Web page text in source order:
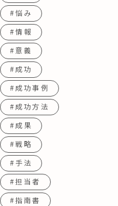
#悩み
#情報
#意義
#成功
#成功事例
#成功方法
#成果
#戦略
#手法
#担当者
#指南書